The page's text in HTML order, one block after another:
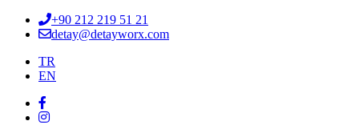
+90 212 219 51 21
detay@detayworx.com
TR
EN